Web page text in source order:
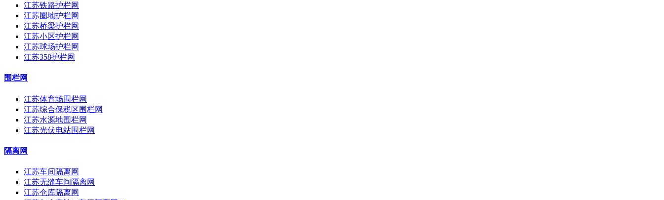
江苏铁路护栏网
江苏圈地护栏网
江苏桥梁护栏网
江苏小区护栏网
江苏球场护栏网
江苏358护栏网
围栏网
江苏体育场围栏网
江苏综合保税区围栏网
江苏水源地围栏网
江苏光伏电站围栏网
隔离网
江苏车间隔离网
江苏无缝车间隔离网
江苏仓库隔离网